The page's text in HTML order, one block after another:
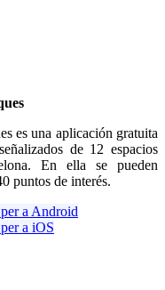
es una aplicación gratuita
de 12 espacios
En ella se pueden
puntos de interés.